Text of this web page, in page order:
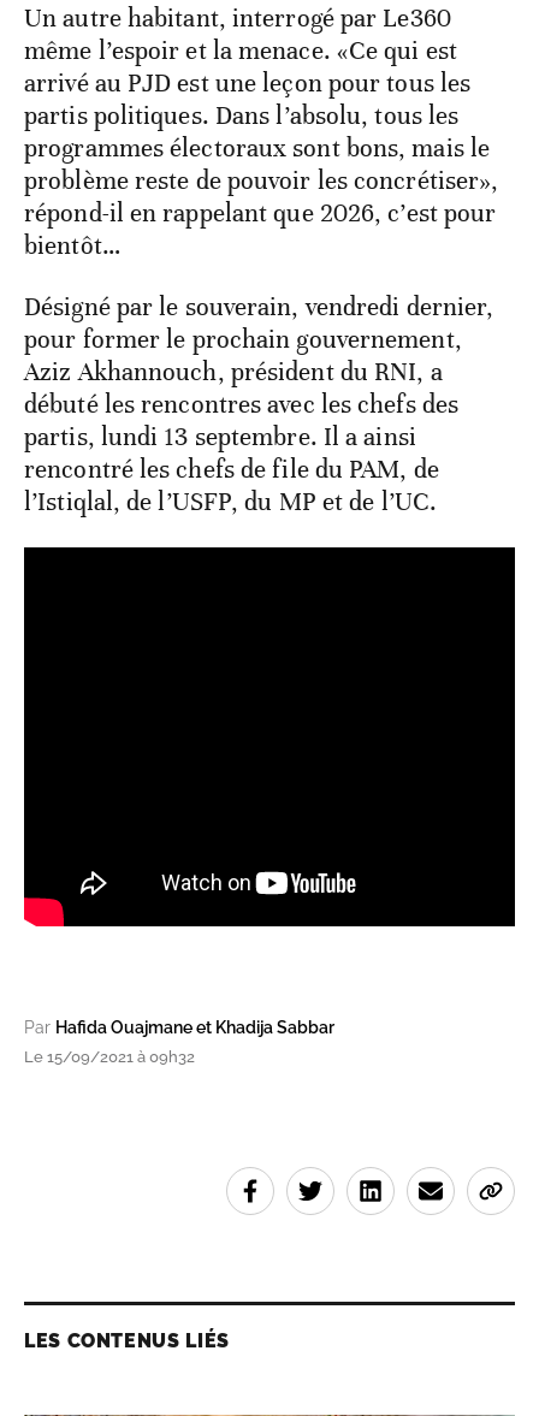
Un autre habitant, interrogé par Le360
même l’espoir et la menace. «Ce qui est
arrivé au PJD est une leçon pour tous les
partis politiques. Dans l’absolu, tous les
programmes électoraux sont bons, mais le
problème reste de pouvoir les concrétiser»,
répond-il en rappelant que 2026, c’est pour
bientôt…
Désigné par le souverain, vendredi dernier,
pour former le prochain gouvernement,
Aziz Akhannouch, président du RNI, a
débuté les rencontres avec les chefs des
partis, lundi 13 septembre. Il a ainsi
rencontré les chefs de file du PAM, de
l’Istiqlal, de l’USFP, du MP et de l’UC.
Par Hafida Ouajmane et Khadija Sabbar
Le 15/09/2021 à 09h32
LES CONTENUS LIÉS